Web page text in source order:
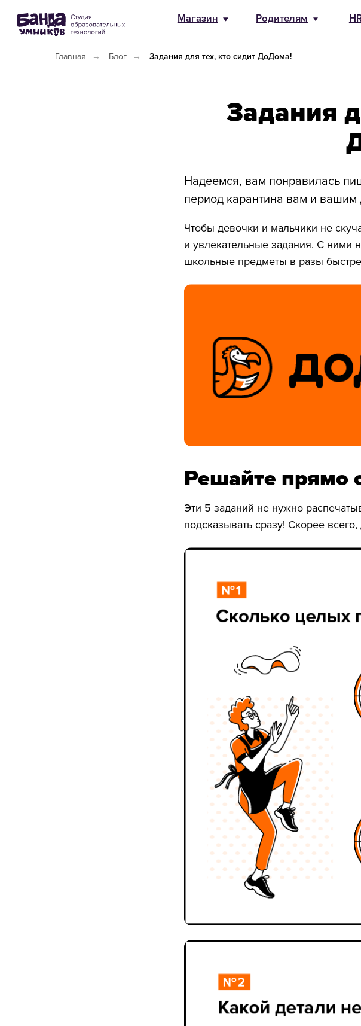
Экспертам
Родителям HR и бизнесу
Главная → Блог → Задания для тех, кто сидит ДоДома!
Задания
Надеемся, вам понравилась
период карантина вам и вашим
Чтобы девочки и мальчики не
и увлекательные задания. С ними
школьные предметы в разы
Решайте прямо
Эти 5 заданий не нужно
подсказывать сразу! Скорее